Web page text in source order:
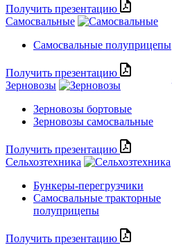
Получить презентацию
Самосвальные
Самосвальные полуприцепы
Получить презентацию
Зерновозы
Зерновозы бортовые
Зерновозы самосвальные
Получить презентацию
Сельхозтехника
Бункеры-перегрузчики
Самосвальные тракторные
полуприцепы
Получить презентацию